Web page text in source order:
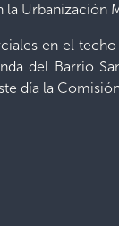
la
en el
del Barrio
día la